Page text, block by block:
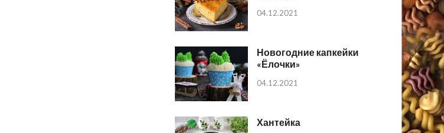
04.12.2021
Новогодние капкейки
«Ёлочки»
04.12.2021
Хантейка